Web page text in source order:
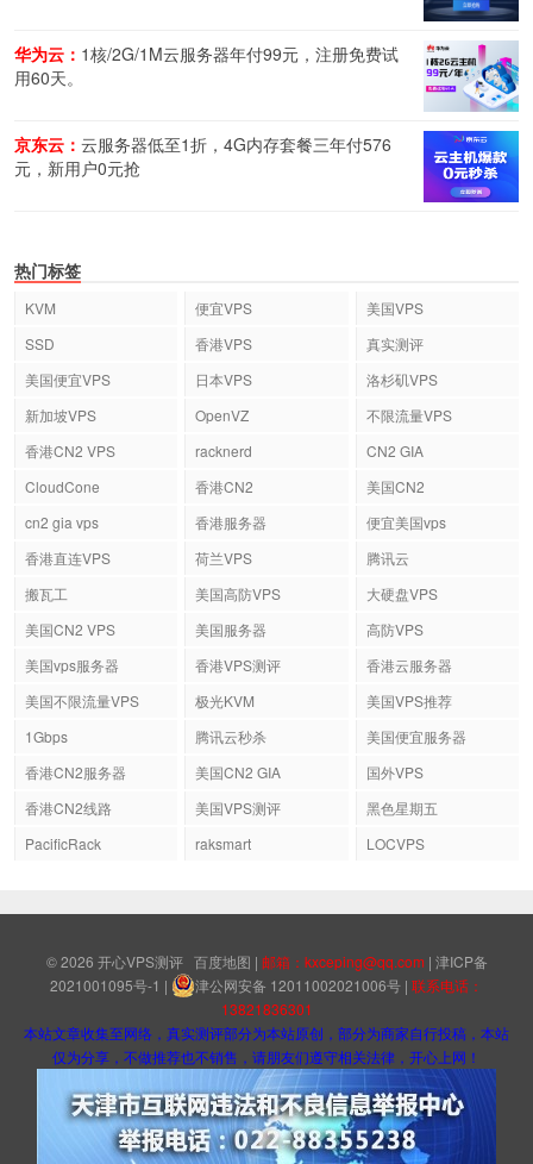
华为云： 1核/2G/1M云服务器年付99元，注册免费试
用60天。
京东云： 云服务器低至1折，4G内存套餐三年付576
元，新用户0元抢
热门标签
KVM 便宜VPS
美国VPS
SSD
香港VPS
真实测评
美国便宜VPS
日本VPS
洛杉矶VPS
新加坡VPS
OpenVZ
不限流量VPS
香港CN2 VPS
racknerd
CN2 GIA
CloudCone
香港CN2
美国CN2
cn2 gia vps
香港服务器
便宜美国vps
香港直连VPS
荷兰VPS
腾讯云
搬瓦工
美国高防VPS
大硬盘VPS
美国CN2 VPS
美国服务器
高防VPS
美国vps服务器
香港VPS测评
香港云服务器
美国不限流量VPS
极光KVM
美国VPS推荐
1Gbps
腾讯云秒杀
美国便宜服务器
香港CN2服务器
美国CN2 GIA
国外VPS
香港CN2线路
美国VPS测评
黑色星期五
PacificRack
raksmart LOCVPS
© 2026 开心VPS测评 百度地图 | 邮箱：kxceping@qq.com | 津ICP备
2021001095号-1 | 津公网安备 12011002021006号 | 联系电话：
13821836301
本站文章收集至网络，真实测评部分为本站原创，部分为商家自行投稿，本站
仅为分享，不做推荐也不销售，请朋友们遵守相关法律，开心上网！